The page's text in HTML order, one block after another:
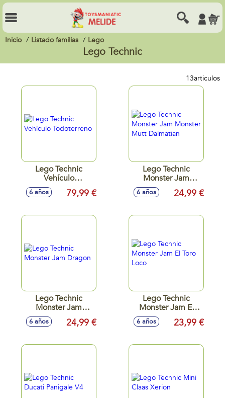
Inicio Listado familias Lego
Lego Technic
13articulos
Lego Technic
Vehículo
Todoterreno
6 años 79,99 €
Lego Technic
Monster Jam
Monster Mutt
Dalmatian
6 años 24,99 €
Lego Technic
Monster Jam
Dragon
6 años 24,99 €
Lego Technic
Monster Jam El
Toro Loco
6 años 23,99 €